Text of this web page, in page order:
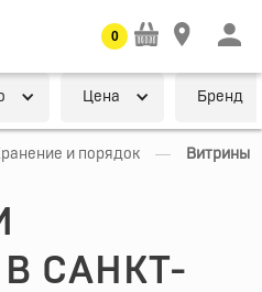
0
Цена Бренд
и порядок —
Витрины
САНКТ-